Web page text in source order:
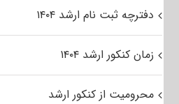
دفترچه ثبت نام ارشد ۱۴۰۴
زمان کنکور ارشد ۱۴۰۴
محرومیت از کنکور ارشد